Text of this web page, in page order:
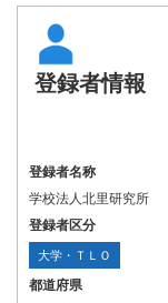
登録者情報
登録者名称
学校法人北里研究所
登録者区分
大学・ＴＬＯ
都道府県